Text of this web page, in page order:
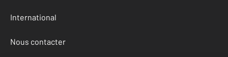
International
Nous contacter